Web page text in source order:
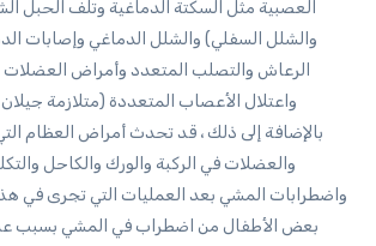
العصبية مثل السكتة الدماغية وتلف الحبل
والشلل السفلي) والشلل الدماغي وإصابات
الرعاش والتصلب المتعدد وأمراض
واعتلال الأعصاب المتعددة (متلازمة
بالإضافة إلى ذلك ، قد تحدث أمراض العظام
والعضلات في الركبة والورك والكاحل
واضطرابات المشي بعد العمليات التي تجرى في
بعض الأطفال من اضطراب في المشي بسبب